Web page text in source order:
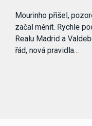
Mourinho přišel,
začal měnit. Rychle
Realu Madrid a
řád, nová pravidla…